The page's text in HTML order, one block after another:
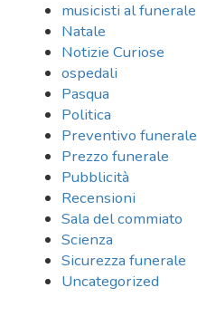
musicisti al funerale
Natale
Notizie Curiose
ospedali
Pasqua
Politica
Preventivo funerale
Prezzo funerale
Pubblicità
Recensioni
Sala del commiato
Scienza
Sicurezza funerale
Uncategorized